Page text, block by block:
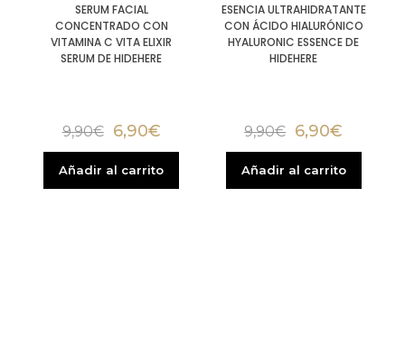
SERUM FACIAL
CONCENTRADO CON
VITAMINA C VITA ELIXIR
SERUM DE HIDEHERE
9,90€ 6,90€
Añadir al carrito
ESENCIA ULTRAHIDRATANTE
CON ÁCIDO HIALURÓNICO
HYALURONIC ESSENCE DE
HIDEHERE
9,90€ 6,90€
Añadir al carrito